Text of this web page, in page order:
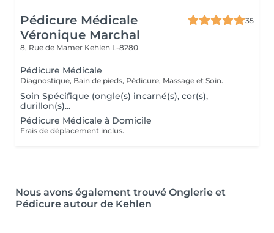
Pédicure Médicale
Véronique Marchal
35
8, Rue de Mamer Kehlen L-8280
Pédicure Médicale
Diagnostique, Bain de pieds, Pédicure, Massage et Soin.
Soin Spécifique (ongle(s) incarné(s), cor(s),
durillon(s)...
Pédicure Médicale à Domicile
Frais de déplacement inclus.
Nous avons également trouvé Onglerie et
Pédicure autour de Kehlen